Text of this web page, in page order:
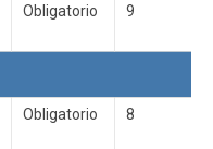
Obligatorio 9
Obligatorio 8